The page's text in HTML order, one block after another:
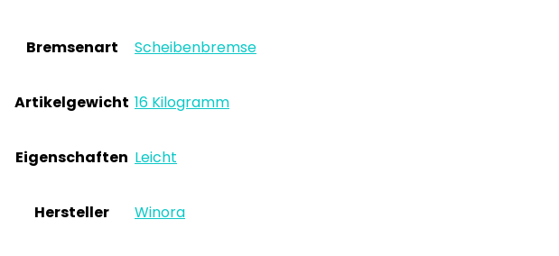
Bremsenart ‎Scheibenbremse
Artikelgewicht ‎16 Kilogramm
Eigenschaften ‎Leicht
Hersteller ‎Winora